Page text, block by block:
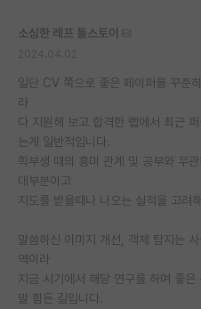
소심한 레프 톨스토이
일단 CV 쪽으로 좋은 페이퍼를 꾸준
라
다 지원해 보고 합격한 랩에서 최근
는게 일반적입니다.
학부생 때의 흥미 관계 및 공부와 무
대부분이고
지도를 받을때나 나오는 실적을 고려
말씀하신 이미지 개선, 객체 탐지는
역이라
지금 시기에서 해당 연구를 하며 좋
말 힘든 길입니다.